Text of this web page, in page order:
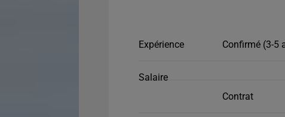
Expérience Confirmé (3-5
Salaire
Contrat